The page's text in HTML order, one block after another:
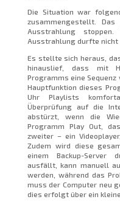
Die Situation war
zusammengestellt.
Ausstrahlung
Ausstrahlung durfte nicht
Es stellte sich heraus,
hinauslief, dass mit
Programms eine
Hauptfunktion dieses
Uhr Playlists
Überprüfung auf die
abstürzt, wenn die
Programm Play Out,
zweiter – ein
Zudem wird diese
einem Backup-Server
ausfällt, kann manuell
werden, während das
muss der Computer neu
dies erfolgt über ein